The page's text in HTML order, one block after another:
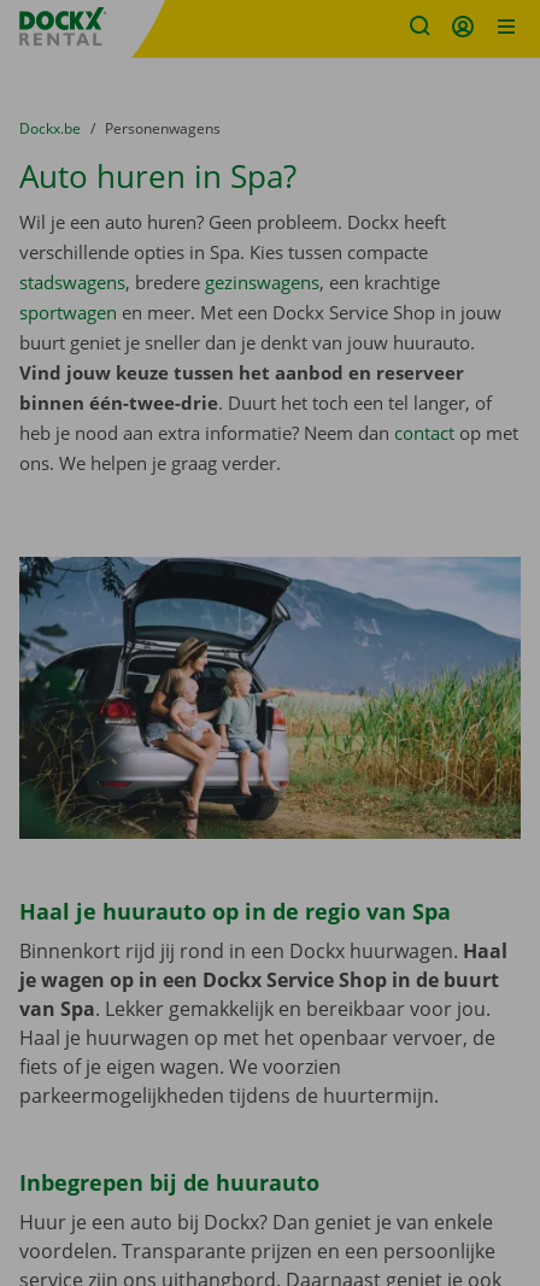
Fratello DEMO
U bevindt zich hier:
van
Dockx.be naar
Personenwagens
Auto huren in Spa?
Wil je een auto huren? Geen probleem. Dockx heeft
verschillende opties in Spa. Kies tussen compacte
stadswagens, bredere gezinswagens, een krachtige
sportwagen en meer. Met een Dockx Service Shop in jouw
buurt geniet je sneller dan je denkt van jouw huurauto.
Vind jouw keuze tussen het aanbod en reserveer
binnen één-twee-drie. Duurt het toch een tel langer, of
heb je nood aan extra informatie? Neem dan contact op met
ons. We helpen je graag verder.
Haal je huurauto op in de regio van Spa
Binnenkort rijd jij rond in een Dockx huurwagen. Haal
je wagen op in een Dockx Service Shop in de buurt
van Spa. Lekker gemakkelijk en bereikbaar voor jou.
Haal je huurwagen op met het openbaar vervoer, de
fiets of je eigen wagen. We voorzien
parkeermogelijkheden tijdens de huurtermijn.
Inbegrepen bij de huurauto
Huur je een auto bij Dockx? Dan geniet je van enkele
voordelen. Transparante prijzen en een persoonlijke
service zijn ons uithangbord. Daarnaast geniet je ook